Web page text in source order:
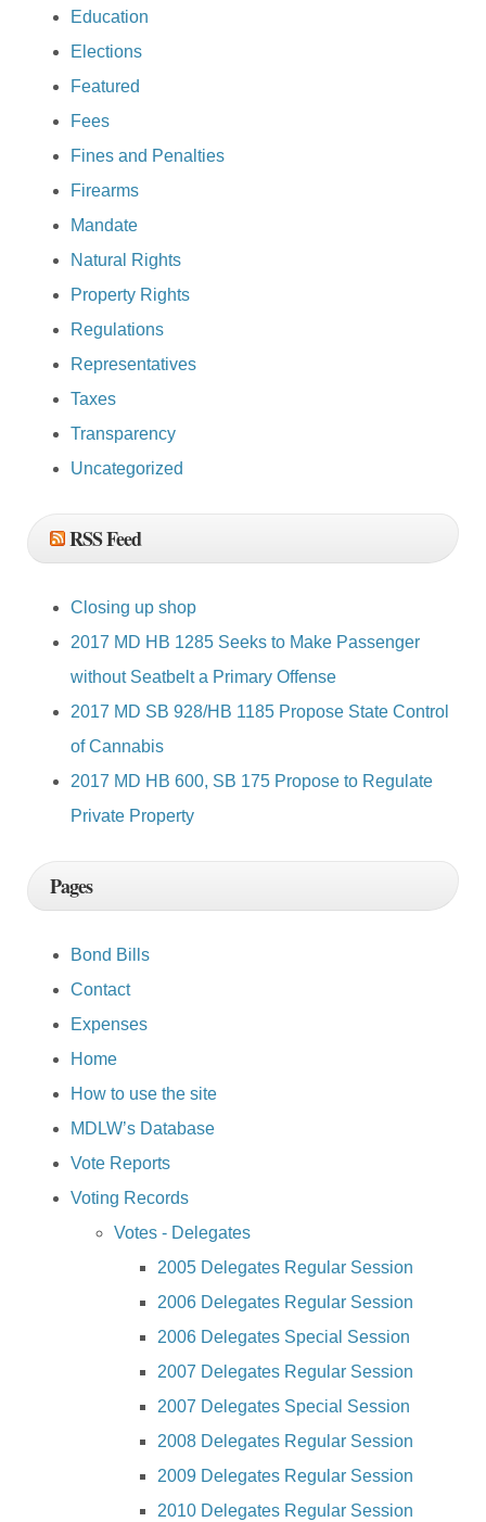
Education
Elections
Featured
Fees
Fines and Penalties
Firearms
Mandate
Natural Rights
Property Rights
Regulations
Representatives
Taxes
Transparency
Uncategorized
RSS Feed
Closing up shop
2017 MD HB 1285 Seeks to Make Passenger
without Seatbelt a Primary Offense
2017 MD SB 928/HB 1185 Propose State Control
of Cannabis
2017 MD HB 600, SB 175 Propose to Regulate
Private Property
Pages
Bond Bills
Contact
Expenses
Home
How to use the site
MDLW’s Database
Vote Reports
Voting Records
Votes - Delegates
2005 Delegates Regular Session
2006 Delegates Regular Session
2006 Delegates Special Session
2007 Delegates Regular Session
2007 Delegates Special Session
2008 Delegates Regular Session
2009 Delegates Regular Session
2010 Delegates Regular Session